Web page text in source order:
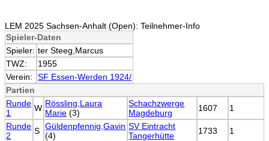
LEM 2025 Sachsen-Anhalt (Open): Teilnehmer-Info
Spieler-Daten
Spieler: ter Steeg,Marcus
TWZ:
1955
Verein:
SF Essen-Werden 1924/
Partien
Runde
1
W Rössling,Laura
Marie (3)
Schachzwerge
Magdeburg
1607
1
Runde
2
S Güldenpfennig,Gavin
(4)
SV Eintracht
Tangerhütte
1733
1